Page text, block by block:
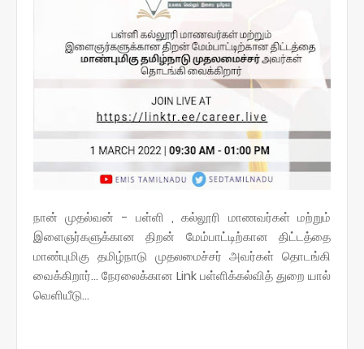
நான் முதல்வன் - பள்ளி , கல்லூரி மாணவர்கள் மற்றும்
இளைஞர்களுக்கான திறன் மேம்பாட்டிற்கான திட்டத்தை
மாண்புமிகு தமிழ்நாடு முதலமைச்சர் அவர்கள் தொடங்கி
வைக்கிறார்... நேரலைக்கான Link பள்ளிக்கல்வித் துறை யால்
வெளியீடு...